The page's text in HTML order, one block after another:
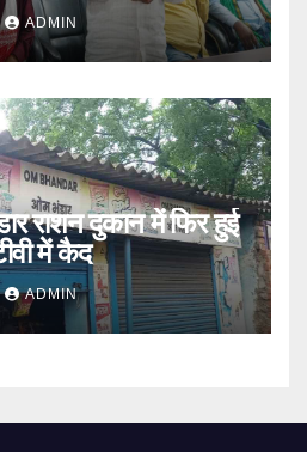
ADMIN
राशन दुकान में फिर हुई
में कैद
ADMIN